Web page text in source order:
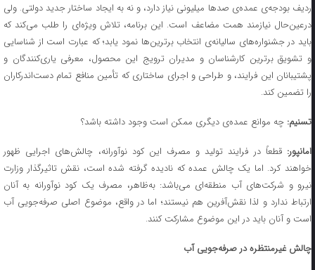
ردیف بودجه‌ی عمده‌ی صدها میلیونی نیاز دارد، و نه به ایجاد ساختار جدید دولتی. ولی
درعین‌حال نیازمند همت مضاعف است. این برنامه، تلاش ویژه‌ای را طلب می‌کند که
باید در جشنواره‌های سالیانه‌ی انتخاب برترین‌ها نمود یابد؛ که عبارت است از شناسایی
و تشویق برترین کارشناسان و مدیران ترویج این محصول، معرفی یاری‌کنندگان و
پشتیبانان این فرایند، و طراحی و اجرای ساختاری که تأمین منافع تمام دست‌اندرکاران
را تضمین کند.
تسنیم: چه موانع عمده‌ی دیگری ممکن است وجود داشته باشد؟
امانپور: قطعاً در فرایند تولید و مصرف این کود نوآورانه، چالش‌های اجرایی ظهور
خواهند کرد. اما یک چالش عمده که نادیده گرفته شده است، نقش تاثیرگذار وزارت
نیرو و شرکت‌های آب منطقه‌ای می‌باشد: به‌ظاهر، مصرف یک کود نوآورانه به آنان
ارتباط ندارد و لذا نقش‌آفرین هم نیستند؛ اما در واقع، موضوع اصلی صرفه‌جویی آب
است و آنان باید در این موضوع مشارکت کنند.
چالش غیرمنتظره در صرفه‌جویی آب